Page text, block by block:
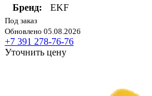
Бренд:
EKF
Под заказ
Обновлено 05.08.2026
+7 391 278-76-76
Уточнить цену